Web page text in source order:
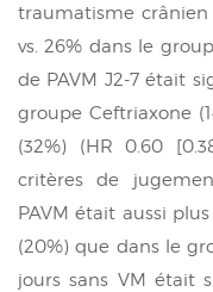
traumatisme
vs. 26% dans le
de PAVM J2-7 était
groupe Ceftriaxone
(32%) (HR 0.60
critères de
PAVM était aussi
(20%) que dans le
jours sans VM était